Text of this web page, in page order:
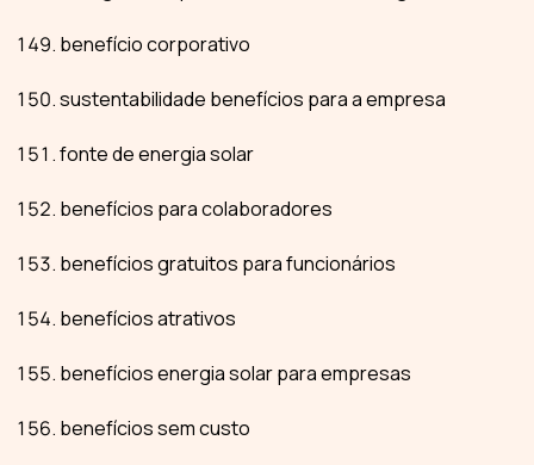
benefício corporativo
sustentabilidade benefícios para a empresa
fonte de energia solar
benefícios para colaboradores
benefícios gratuitos para funcionários
benefícios atrativos
benefícios energia solar para empresas
benefícios sem custo